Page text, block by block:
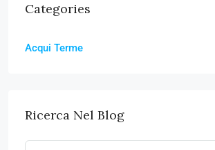
Categories
Acqui Terme
Ricerca Nel Blog